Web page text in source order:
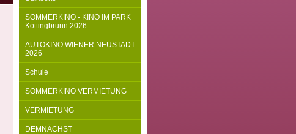
SOMMERKINO - KINO IM PARK
Kottingbrunn 2026
AUTOKINO WIENER NEUSTADT
2026
Schule
SOMMERKINO VERMIETUNG
VERMIETUNG
DEMNÄCHST